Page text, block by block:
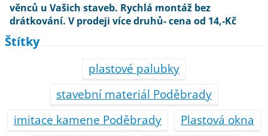
věnců u Vašich staveb. Rychlá montáž bez
drátkování. V prodeji více druhů- cena od 14,-Kč
Štítky
plastové palubky
stavební materiál Poděbrady
imitace kamene Poděbrady
Plastová okna